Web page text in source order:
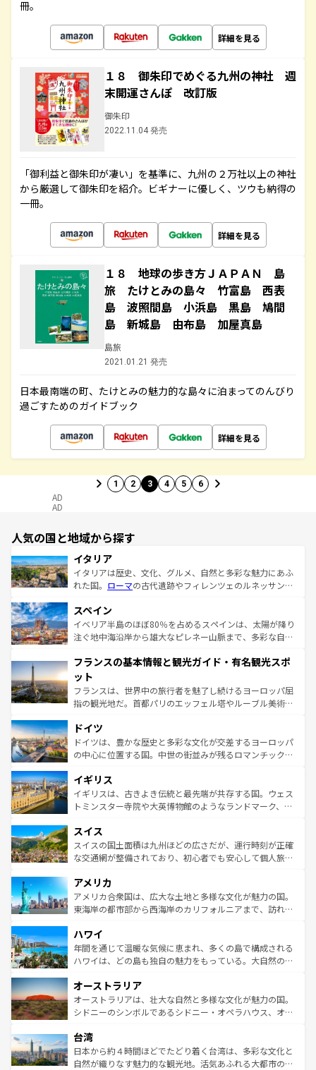
冊。
詳細を見る
１８ 御朱印でめぐる九州の神社 週
末開運さんぽ 改訂版
御朱印
2022.11.04 発売
「御利益と御朱印が凄い」を基準に、九州の２万社以上の神社
から厳選して御朱印を紹介。ビギナーに優しく、ツウも納得の
一冊。
詳細を見る
１８ 地球の歩き方ＪＡＰＡＮ 島
旅 たけとみの島々 竹富島 西表
島 波照間島 小浜島 黒島 鳩間
島 新城島 由布島 加屋真島
島旅
2021.01.21 発売
日本最南端の町、たけとみの魅力的な島々に泊まってのんびり
過ごすためのガイドブック
詳細を見る
1 2 3 4 5 6
AD
AD
人気の国と地域から探す
イタリア
イタリアは歴史、文化、グルメ、自然と多彩な魅力にあふ
れた国。 ローマの古代遺跡やフィレンツェのルネッサンス
ろん、トスカーナの美しい田園風景やアマルフィ海岸の絶
景など、自然景観も見逃せない。観光の合間には、本場の
ピザやパスタなど、絶品のイタリア料理を堪能することも
ませてくれるイタリアで、忘れられない旅をしてみよう！
なお、新着のイタリア情報は
しい。
スペイン
イベリア半島のほぼ80％を占めるスペインは、太陽が降り
注ぐ地中海沿岸から雄大なピレネー山脈まで、多彩な自然
文化が根付くこの国では、情熱的なフラメンコ、熱気あふ
れる闘牛、そして美味しいタパスが生活の一部となってい
る。首都マドリードの洗練された雰囲気や、バルセロナの
アートに溢れた街角から、地方では古代ローマ遺跡や中世
せる。地方によって風土や気候が異なるスペインはその個
性で訪れる人を魅了する。 なお、新着のスペイン情報は コ
ンテンツ一覧を参照してほしい。
フランスの基本情報と観光ガイド・有名観光スポ
ット
フランスは、世界中の旅行者を魅了し続けるヨーロッパ屈
指の観光地だ。首都パリのエッフェル塔やルーブル美術館
で、幅広い魅力が詰まっている。華麗な宮殿、歴史的な大
聖堂、美しいビーチ、そして豊かな自然が、訪れる者を心
から魅了する。また、フランスは美食の国としても知ら
いる。シャンパンの発祥地であるランス、プロヴァンスの
香り高いラベンダー畑など、多彩な楽しみ方が可能だ。さ
らに、パリ以外の地域にも魅力が溢れており、どの街角に
れる地方に足を運ぶとそれぞれで全く異なる文化を体験で
きるだろう。 なお、新着のフランス情報はコンテンツ一覧
を参照してほしい。
ドイツ
ドイツは、豊かな歴史と多彩な文化が交差するヨーロッパ
の中心に位置する国。中世の街並みが残るロマンチック街
顔を持つこの国は、どこを歩いても飽きることがない。ベ
ルリンの文化的活気、バイエルン州のアルプスの絶景、そ
してライン川沿いのワイン畑といった風景は必見。ビール
は、お酒好きな人にはぜひ体験してほしい。 なお、新着の
ドイツ情報はコンテンツ一覧を参照してほしい。
イギリス
イギリスは、古きよき伝統と最先端が共存する国。ウェス
トミンスター寺院や大英博物館のようなランドマーク、歴
リアごとに異なる魅力がある。また、優雅なアフタヌーン
ティー、ビール好きにはたまらない英国パブ、サッカー観
戦など、本場だからこそできる体験も豊富。イギリスを旅
ンツ一覧を参照してほしい。
スイス
スイスの国土面積は九州ほどの広さだが、運行時刻が正確
な交通網が整備されており、初心者でも安心して個人旅行
の建物がそのまま残る町や、スイスならではのユニークな
博物館もあり、アルプス観光だけでなく町歩きも満喫する
ことができる。国民の所得が高いため物価も高いが、旅行
ば市内交通費無料で観光を楽しむこともできる。 なお、新
着のスイス情報はコンテンツ一覧 を参照してほしい。
アメリカ
アメリカ合衆国は、広大な土地と多様な文化が魅力の国。
東海岸の都市部から西海岸のカリフォルニアまで、訪れる
のような巨大都市は、観光、ショッピング、エンターテイ
ンメントが詰まった刺激的なスポットだ。一方、アメリカ
西部には大自然が広がり、グランドキャニオンやイエロー
部のニューオーリンズでは、音楽と美食が融合した独特の
文化が魅力。旅行者はアメリカの各地域で異なる魅力を楽
しみながら、その多様性と豊かな歴史を感じることができ
ならではの贅沢な旅のスタイルだ。 なお、新着のアメリカ
情報はコンテンツ一覧を参照してほしい。
ハワイ
年間を通じて温暖な気候に恵まれ、多くの島で構成される
ハワイは、どの島も独自の魅力をもっている。大自然の神
ワイ島は見逃せない。また、定番の観光地といえばオアフ
島だが、静かな自然を求めるならマウイ島やカウアイ島が
おすすめ。エメラルドグリーンに輝く海をはじめ、豊かな
れるおもてなしの心で訪れる人々を迎えてくれるハワイの
人々、おいしいローカルフードやハワイアンミュージッ
ク、伝統的なフラダンスなど、すべてがハワイの魅力を彩
オーストラリア
オーストラリアは、壮大な自然と多様な文化が魅力の国。
シドニーのシンボルであるシドニー・オペラハウス、オー
リアリーフや大陸中央部にそびえるウルル（エアーズロッ
ク）、タスマニアの美しい原生林やケアンズの熱帯雨林な
ど、見どころがたくさん。また、カフェやワイン、オージ
台湾
日本から約４時間ほどでたどり着く台湾は、多彩な文化と
自然が織りなす魅力的な観光地。活気あふれる大都市の台